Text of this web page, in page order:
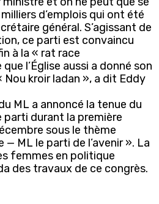
d’emplois qui ont été
général. S’agissant de
ce parti est convaincu
à la « rat race
l’Église aussi a donné son
kroir ladan », a dit Eddy
ML a annoncé la tenue du
parti durant la première
sous le thème
ML le parti de l’avenir ». La
femmes en politique
des travaux de ce congrès.